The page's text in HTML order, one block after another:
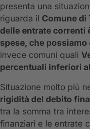
presenta una
riguarda il Comune di
delle entrate correnti
spese, che
invece comuni quali
percentuali inferiori
Situazione molto più
rigidità del debito
tra la somma tra
finanziari e le entrate